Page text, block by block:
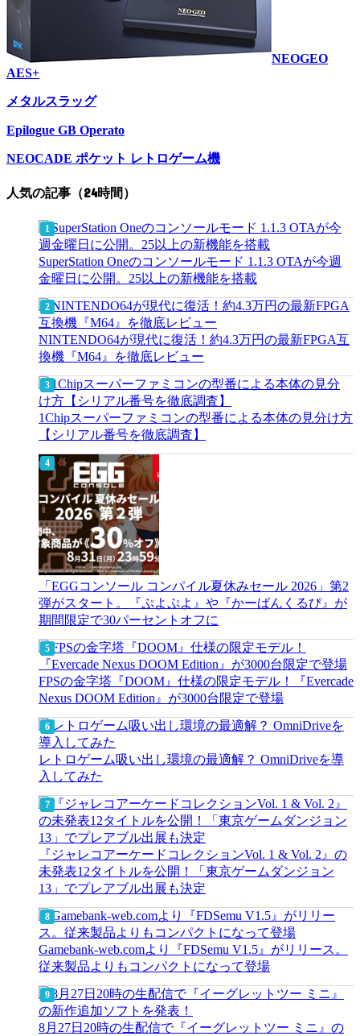
NEOGEO
AES+
メタルスラッグ
Epilogue GB Operato
NEOCADE ポケット レトロゲーム機
人気の記事（24時間）
SuperStation Oneのコンソールモード 1.1.3 OTAが今週
金曜日に公開。25以上の新機能を搭載
NINTENDO64が現代に復活！約4.3万円の最新FPGA互
換機『M64』を徹底レビュー
1Chipスーパーファミコンの型番による本体の見分け方
【シリアル番号を徹底調査】
「EGGコンソール コンパイル夏休みセール 2026」第2
弾がスタート。『ぷよぷよ』や『かーばんくるぴ』が
期間限定で30パーセントオフに
FPSの金字塔『DOOM』仕様の限定モデル！『Evercade
Nexus DOOM Edition』が3000台限定で登場
レトロゲーム吸い出し環境の最適解？ OmniDriveを導
入してみた
『ジャレコアーケードコレクションVol. 1 & Vol. 2』の
未発表12タイトルを公開！「東京ゲームダンジョン
13」でプレアブル出展も決定
Gamebank-web.comより『FDSemu V1.5』がリリース。
従来製品よりもコンパクトになって登場
8月27日20時の生配信で『イーグレットツー ミニ』の